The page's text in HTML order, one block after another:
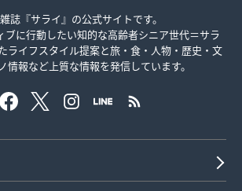
誌『サライ』の公式サイトです。
ブに行動したい知的な高齢者シニア世代＝サラ
ライフスタイル提案と旅・食・人物・歴史・文
情報など上質な情報を発信しています。